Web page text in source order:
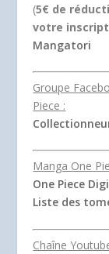
(5€ de
votre
Mangatori
Groupe
Piece :
Manga One
One Piece
Liste des
Chaîne